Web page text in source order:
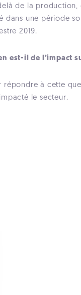
de la production,
dans une période
2019.
est-il de l’impact
répondre à cette
le secteur.